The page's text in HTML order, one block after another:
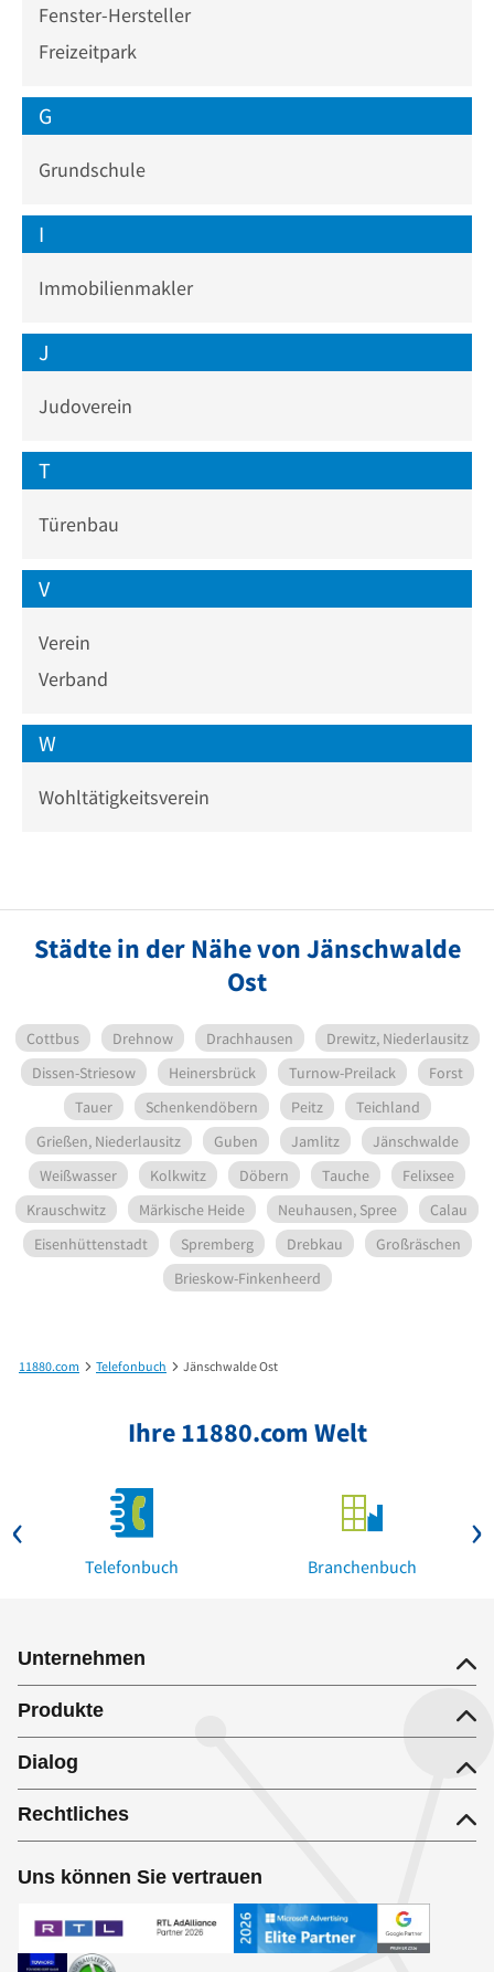
Fenster-Hersteller
Freizeitpark
G
Grundschule
I
Immobilienmakler
J
Judoverein
T
Türenbau
V
Verein
Verband
W
Wohltätigkeitsverein
Städte in der Nähe von Jänschwalde
Ost
Cottbus Drehnow Drachhausen
Drewitz, Niederlausitz
Dissen-Striesow
Heinersbrück Turnow-Preilack
Forst
Tauer
Schenkendöbern Peitz
Teichland
Grießen, Niederlausitz
Guben Jamlitz
Jänschwalde
Weißwasser
Kolkwitz Döbern Tauche
Felixsee
Krauschwitz
Märkische Heide Neuhausen, Spree
Calau
Eisenhüttenstadt
Spremberg Drebkau
Großräschen
Brieskow-Finkenheerd
11880.com Telefonbuch Jänschwalde Ost
Ihre 11880.com Welt
Telefonbuch Branchenbuch
Unternehmen
Produkte
Dialog
Rechtliches
Uns können Sie vertrauen